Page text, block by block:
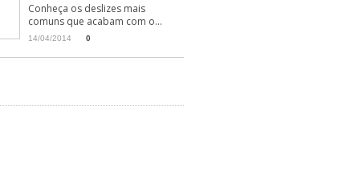
Conheça os deslizes mais
comuns que acabam com o...
14/04/2014 0